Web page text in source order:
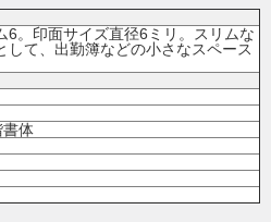
6。印面サイズ直径6ミリ。スリムな
して、出勤簿などの小さなスペース
書体